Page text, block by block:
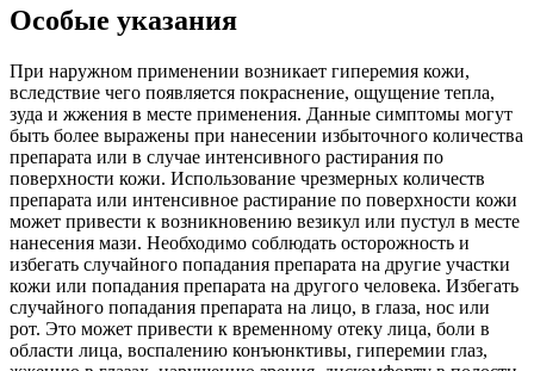
Особые указания
При наружном применении возникает гиперемия кожи,
вследствие чего появляется покраснение, ощущение тепла,
зуда и жжения в месте применения. Данные симптомы могут
быть более выражены при нанесении избыточного количества
препарата или в случае интенсивного растирания по
поверхности кожи. Использование чрезмерных количеств
препарата или интенсивное растирание по поверхности кожи
может привести к возникновению везикул или пустул в месте
нанесения мази. Необходимо соблюдать осторожность и
избегать случайного попадания препарата на другие участки
кожи или попадания препарата на другого человека. Избегать
случайного попадания препарата на лицо, в глаза, нос или
рот. Это может привести к временному отеку лица, боли в
области лица, воспалению конъюнктивы, гиперемии глаз,